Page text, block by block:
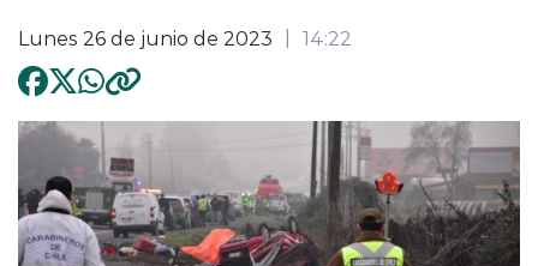
Lunes 26 de junio de 2023 14:22